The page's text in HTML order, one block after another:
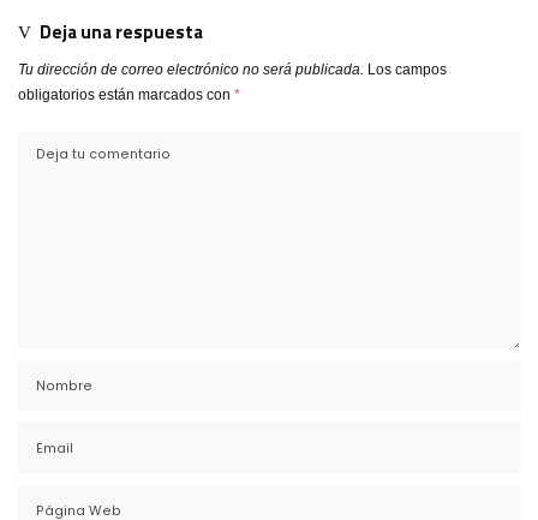
Deja una respuesta
Tu dirección de correo electrónico no será publicada. Los campos
obligatorios están marcados con *